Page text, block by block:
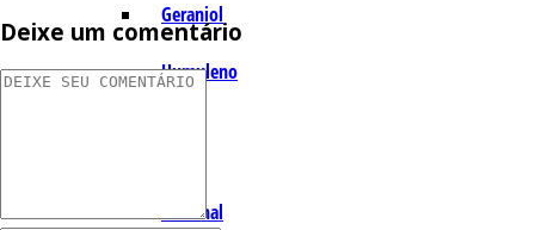
Geraniol
Humuleno
Lemonal
Deixe um comentário